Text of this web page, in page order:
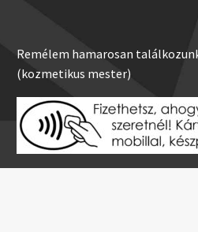
Remélem hamarosan
(kozmetikus mester)